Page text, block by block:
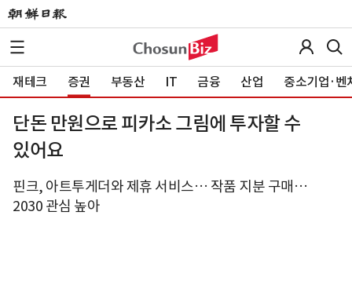
재테크 증권 부동산 IT 금융 산업 중소기업·벤
단돈 만원으로 피카소 그림에 투자할 수
있어요
핀크, 아트투게더와 제휴 서비스… 작품 지분 구매…
2030 관심 높아